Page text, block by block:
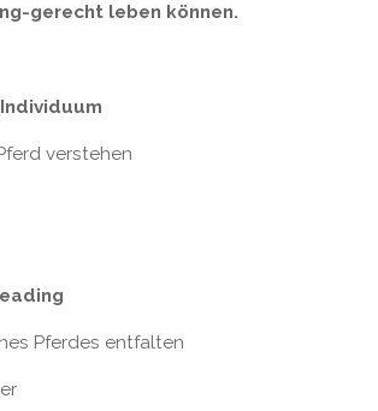
gerecht leben können.
verstehen
Pferdes entfalten